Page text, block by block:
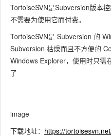
TortoiseSVN是Subversion版本
不需要为使用它而付费。
TortoiseSVN是 Subversion 的
Subversion 枯燥而且不方便的
Windows Explorer，使用时只需
了
image
下载地址： https://